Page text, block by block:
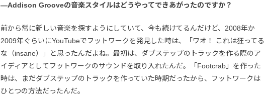
—Addison Grooveの音楽スタイルはどうやってできあがったのですか？
前から常に新しい音楽を探すようにしていて、今も続けてるんだけど、2008年か
2009年ぐらいにYouTubeでフットワークを発見した時は、「ワオ！ これは狂ってる
な（insane）」と思ったんだよね。最初は、ダブステップのトラックを作る際のア
イディアとしてフットワークのサウンドを取り入れたんだ。「Footcrab」を作った
時は、まだダブステップのトラックを作っていた時期だったから、フットワークは
ひとつの方法だったんだ。